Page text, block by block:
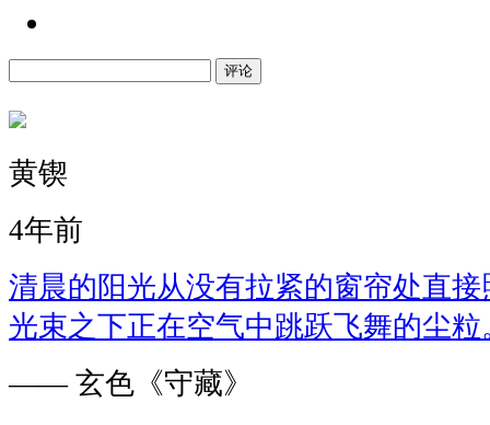
评论
黄锲
4年前
清晨的阳光从没有拉紧的窗帘处直
光束之下正在空气中跳跃飞舞的尘粒
—— 玄色《守藏》